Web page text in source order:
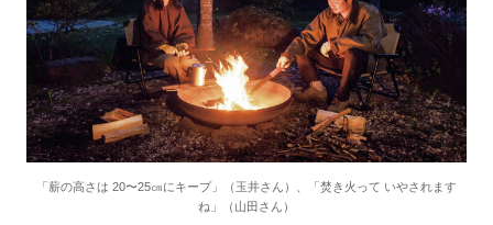
「薪の高さは 20〜25㎝にキープ」（玉井さん）、「焚き火って いやされます
ね」（山田さん）